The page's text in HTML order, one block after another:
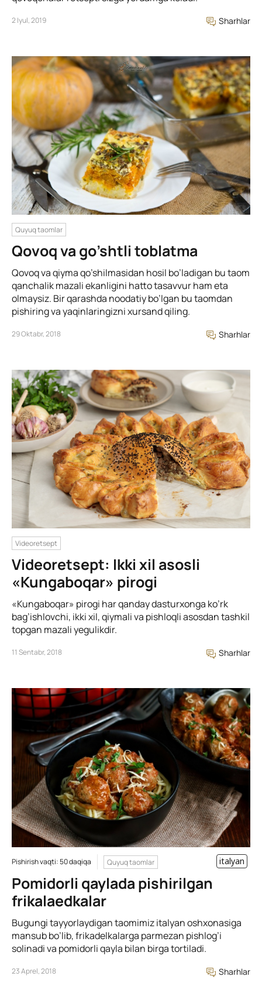
2 Iyul, 2019 Sharhlar
Quyuq taomlar
Qovoq va go’shtli toblatma
Qovoq va qiyma qo’shilmasidan hosil bo’ladigan bu taom
qanchalik mazali ekanligini hatto tasavvur ham eta
olmaysiz. Bir qarashda noodatiy bo’lgan bu taomdan
pishiring va yaqinlaringizni xursand qiling.
29 Oktabr, 2018 Sharhlar
Videoretsept
Videoretsept: Ikki xil asosli
«Kungaboqar» pirogi
«Kungaboqar» pirogi har qanday dasturxonga ko’rk
bag’ishlovchi, ikki xil, qiymali va pishloqli asosdan tashkil
topgan mazali yegulikdir.
11 Sentabr, 2018 Sharhlar
Pishirish vaqti: 50 daqiqa Quyuq taomlar italyan
Pomidorli qaylada pishirilgan
frikalaedkalar
Bugungi tayyorlaydigan taomimiz italyan oshxonasiga
mansub bo’lib, frikadelkalarga parmezan pishlog’i
solinadi va pomidorli qayla bilan birga tortiladi.
23 Aprel, 2018 Sharhlar